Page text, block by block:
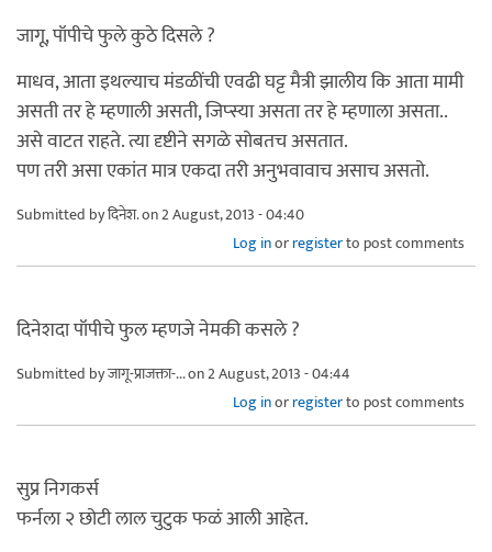
जागू, पॉपीचे फुले कुठे दिसले ?
माधव, आता इथल्याच मंडळींची एवढी घट्ट मैत्री झालीय कि आता मामी
असती तर हे म्हणाली असती, जिप्स्या असता तर हे म्हणाला असता..
असे वाटत राहते. त्या दृष्टीने सगळे सोबतच असतात.
पण तरी असा एकांत मात्र एकदा तरी अनुभवावाच असाच असतो.
Submitted byदिनेश.on 2 August, 2013 - 04:40
Log inorregisterto post comments
दिनेशदा पॉपीचे फुल म्हणजे नेमकी कसले ?
Submitted byजागू-प्राजक्ता-...on 2 August, 2013 - 04:44
Log inorregisterto post comments
सुप्र निगकर्स
फर्नला २ छोटी लाल चुटुक फळं आली आहेत.